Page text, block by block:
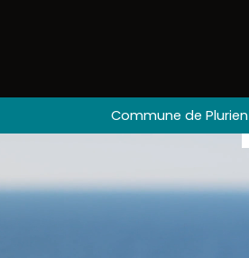
Commune de Plurien